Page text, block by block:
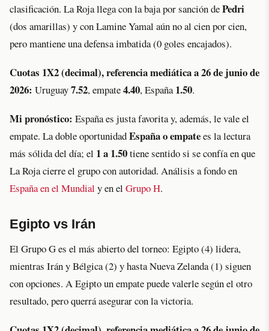
clasificación. La Roja llega con la baja por sanción dePedri
(dos amarillas) y con Lamine Yamal aún no al cien por cien,
pero mantiene una defensa imbatida (0 goles encajados).
Cuotas 1X2 (decimal), referencia mediática a 26 de junio de
2026: Uruguay7.52, empate4.40, España1.50.
Mi pronóstico: España es justa favorita y, además, le vale el
empate. La doble oportunidadEspaña o empatees la lectura
más sólida del día; el 1 a 1.50tiene sentido si se confía en que
La Roja cierre el grupo con autoridad. Análisis a fondo en
España en el Mundial y en el Grupo H.
Egipto vs Irán
El Grupo G es el más abierto del torneo: Egipto (4) lidera,
mientras Irán y Bélgica (2) y hasta Nueva Zelanda (1) siguen
con opciones. A Egipto un empate puede valerle según el otro
resultado, pero querrá asegurar con la victoria.